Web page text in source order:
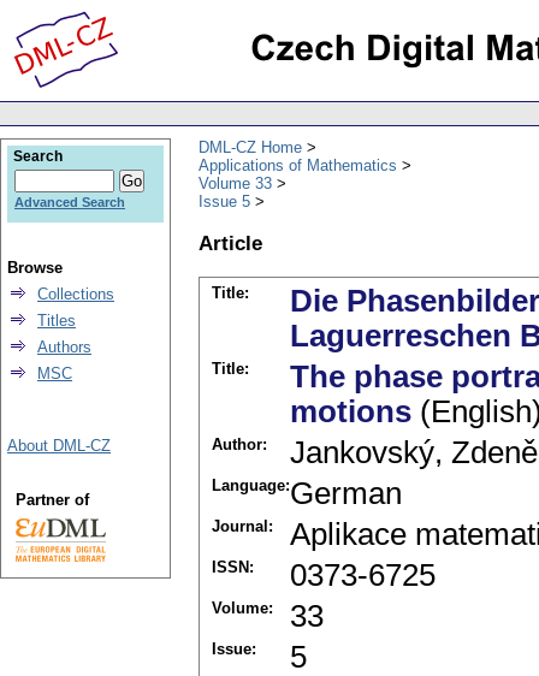
DML-CZ Home
Applications of Mathematics
Volume 33
Issue 5
Article
Title:
Die
Laguerreschen
Title:
The phase
motions
Author: Jankovský,
Language:German
Journal: Aplikace
ISSN: 0373-6725
Volume: 33
Issue: 5
Search
Advanced Search
Browse
Collections
Titles
Authors
MSC
About DML-CZ
Partner of